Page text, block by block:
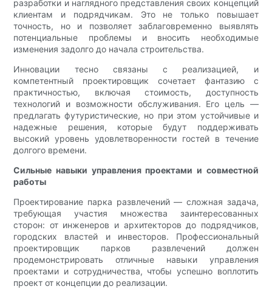
разработки и наглядного представления своих концепций
клиентам и подрядчикам. Это не только повышает
точность, но и позволяет заблаговременно выявлять
потенциальные проблемы и вносить необходимые
изменения задолго до начала строительства.
Инновации тесно связаны с реализацией, и
компетентный проектировщик сочетает фантазию с
практичностью, включая стоимость, доступность
технологий и возможности обслуживания. Его цель —
предлагать футуристические, но при этом устойчивые и
надежные решения, которые будут поддерживать
высокий уровень удовлетворенности гостей в течение
долгого времени.
Сильные навыки управления проектами и совместной
работы
Проектирование парка развлечений — сложная задача,
требующая участия множества заинтересованных
сторон: от инженеров и архитекторов до подрядчиков,
городских властей и инвесторов. Профессиональный
проектировщик парков развлечений должен
продемонстрировать отличные навыки управления
проектами и сотрудничества, чтобы успешно воплотить
проект от концепции до реализации.